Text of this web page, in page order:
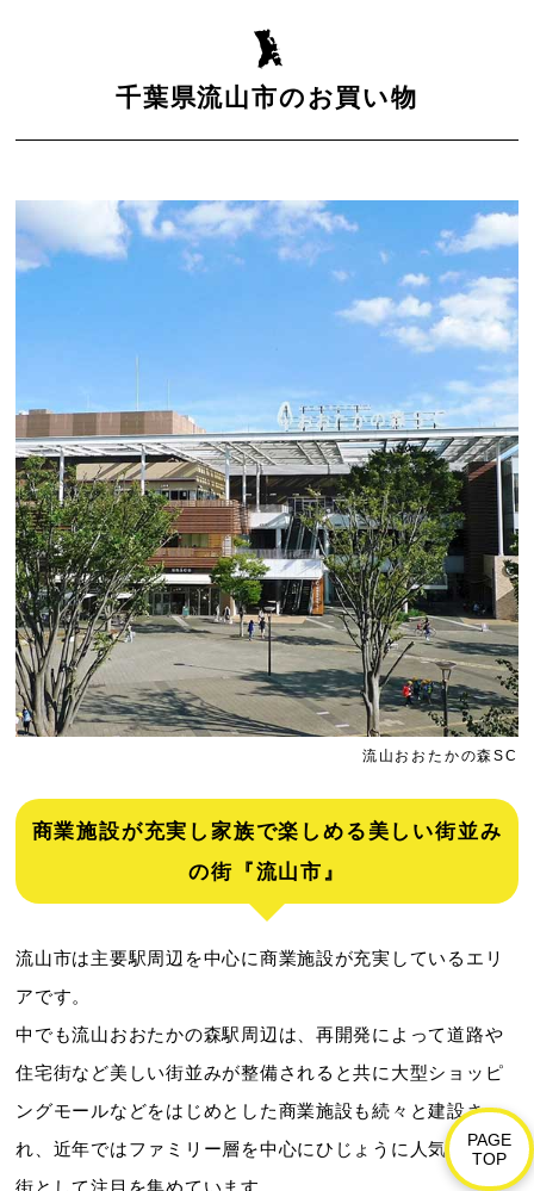
PAGE
TOP
千葉県流山市のお買い物
流山おおたかの森SC
商業施設が充実し家族で楽しめる美しい街並み
の街『流山市』
流山市は主要駅周辺を中心に商業施設が充実しているエリ
アです。
中でも流山おおたかの森駅周辺は、再開発によって道路や
住宅街など美しい街並みが整備されると共に大型ショッピ
ングモールなどをはじめとした商業施設も続々と建設さ
れ、近年ではファミリー層を中心にひじょうに人気の高い